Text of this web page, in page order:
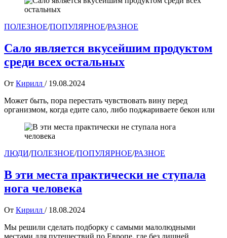
ПОЛЕЗНОЕ/ПОПУЛЯРНОЕ/РАЗНОЕ
Сало является вкусейшим продуктом
среди всех остальных
От Кирилл / 19.08.2024
Может быть, пора перестать чувствовать вину перед
организмом, когда едите сало, либо поджариваете бекон или
ЛЮДИ/ПОЛЕЗНОЕ/ПОПУЛЯРНОЕ/РАЗНОЕ
В эти места практически не ступала
нога человека
От Кирилл / 18.08.2024
Мы решили сделать подборку с самыми малолюдными
местами для путешествий по Европе, где без лишней